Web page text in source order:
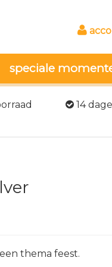
speciale
14
thema feest.